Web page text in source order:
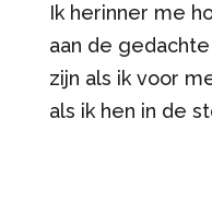
Ik herinner me
aan de
zijn als ik voor
als ik hen in de